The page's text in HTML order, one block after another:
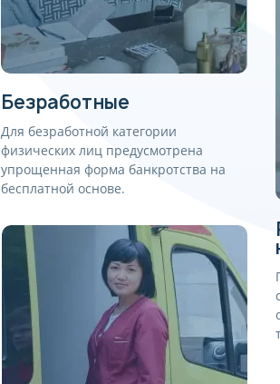
Безработные
Для безработной категории
физических лиц предусмотрена
упрощенная форма банкротства на
бесплатной основе.